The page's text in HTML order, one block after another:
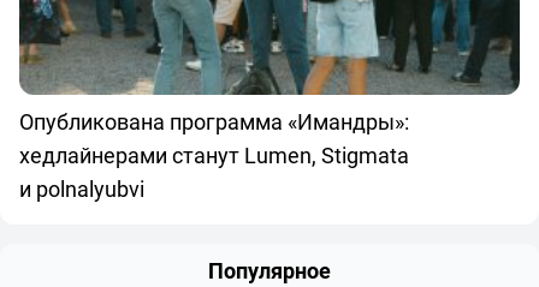
Опубликована программа «Имандры»:
хедлайнерами станут Lumen, Stigmata
и polnalyubvi
Популярное